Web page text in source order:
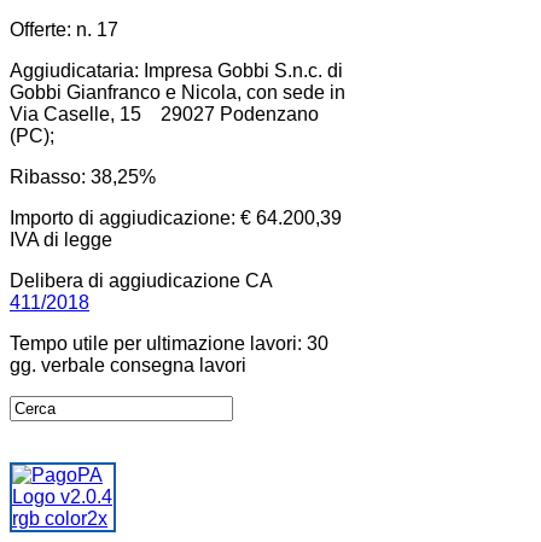
Offerte: n. 17
Aggiudicataria: Impresa Gobbi S.n.c. di
Gobbi Gianfranco e Nicola, con sede in
Via Caselle, 15 29027 Podenzano
(PC);
Ribasso: 38,25%
Importo di aggiudicazione: € 64.200,39
IVA di legge
Delibera di aggiudicazione CA
411/2018
Tempo utile per ultimazione lavori: 30
gg. verbale consegna lavori